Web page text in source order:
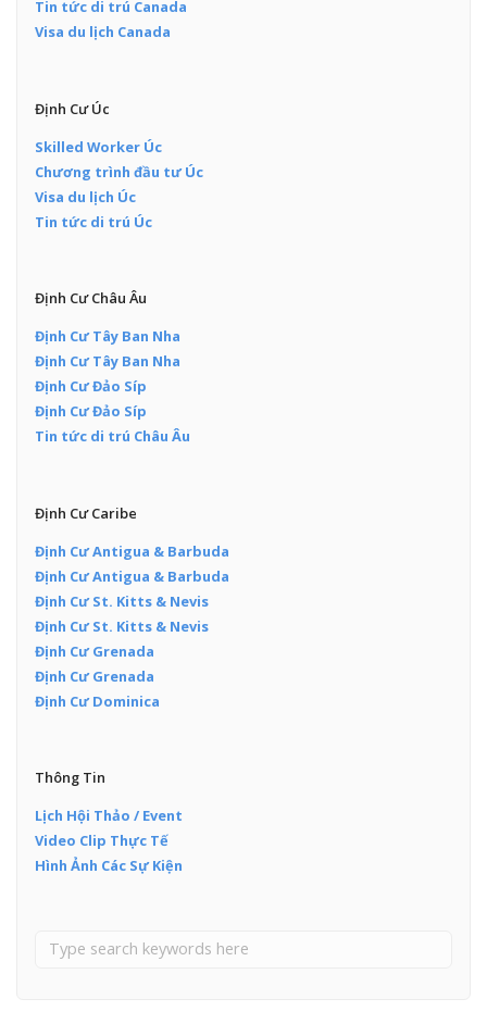
Tin tức di trú Canada
Visa du lịch Canada
Định Cư Úc
Skilled Worker Úc
Chương trình đầu tư Úc
Visa du lịch Úc
Tin tức di trú Úc
Định Cư Châu Âu
Định Cư Tây Ban Nha
Định Cư Tây Ban Nha
Định Cư Đảo Síp
Định Cư Đảo Síp
Tin tức di trú Châu Âu
Định Cư Caribe
Định Cư Antigua & Barbuda
Định Cư Antigua & Barbuda
Định Cư St. Kitts & Nevis
Định Cư St. Kitts & Nevis
Định Cư Grenada
Định Cư Grenada
Định Cư Dominica
Thông Tin
Lịch Hội Thảo / Event
Video Clip Thực Tế
Hình Ảnh Các Sự Kiện